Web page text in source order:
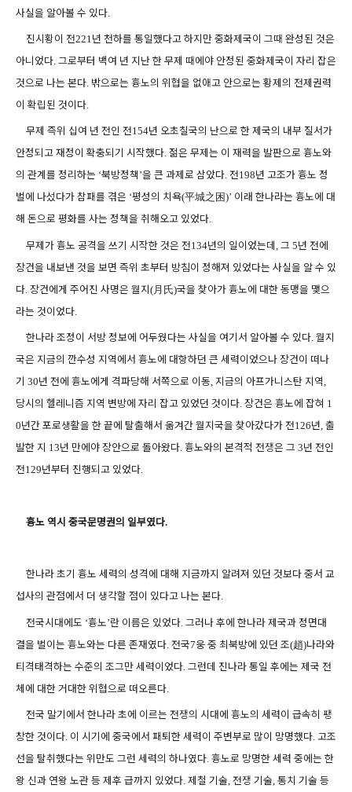
사실을 알아볼 수 있다
진시황이 전221 년 천하를 통일했다고 하지만 중화제국이 그때 완성된 것은
아니었다 그로부터 백여 년 지난 한 무제 때에야 안정된 중화제국이 자리 잡은
것으로 나는 본다 밖으로는 흉노의 위협을 없애고 안으로는 황제의 전제권력
이 확립된 것이다
무제 즉위 십여 년 전인 전154년 오초칠국의 난으로 한 제국의 내부 질서가
안정되고 재정이 확충되기 시작했다. 젊은 무제는 이 재력을 발판으로 흉노와
의 관계를 정리하는 ‘북방정책 ’을 큰 과제로 삼았다. 전198년 고조가 흉노 정
벌에 나섰다가 참패를 겪은 ‘평성의 치욕(平城之困)’ 이래 한나라는 흉노에 대
해 돈으로 평화를 사는 정책을 취해오고 있었다.
무제가 흉노 공격을 쓰기 시작한 것은 전134년의 일이었는데 ,그5년 전에
장건을 내보낸 것을 보면 즉위 초부터 방침이 정해져 있었다는 사실을 알 수 있
다 장건에게 주어진 사명은 월지( 月氏)국을 찾아가 흉노에 대한 동맹을 맺으
라는 것이었다
한나라 조정이 서방 정보에 어두웠다는 사실을 여기서 알아볼 수 있다 .월지
국은 지금의 깐수성 지역에서 흉노에 대항하던 큰 세력이었으나 장건이 떠나
기 30년 전에 흉노에게 격파당해 서쪽으로 이동 지금의 아프가니스탄 지역
당시의 헬레니즘 지역 변방에 자리 잡고 있었던 것이다 장건은 흉노에 잡혀 1
0년간 포로생활을 한 끝에 탈출해서 옮겨간 월지국을 찾아갔다가 전126년 출
발한 지 13년 만에야 장안으로 돌아왔다 흉노와의 본격적 전쟁은 그 3년 전인
전129년부터 진행되고 있었다
흉노 역시 중국문명권의 일부였다.
한나라 초기 흉노 세력의 성격에 대해 지금까지 알려져 있던 것보다 중서 교
섭사의 관점에서 더 생각할 점이 있다고 나는 본다.
전국시대에도 ‘흉노’란 이름은 있었다 .그러나 후에 한나라 제국과 정면대
결을 벌이는 흉노와는 다른 존재였다 전국7웅 중 최북방에 있던 조(趙)나라와
티격태격하는 수준의 조그만 세력이었다 그런데 진나라 통일 후에는 제국 전
체에 대한 거대한 위협으로 떠오른다
전국 말기에서 한나라 초에 이르는 전쟁의 시대에 흉노의 세력이 급속히 팽
창한 것이다 이 시기에 중국에서 패퇴한 세력이 주변부로 많이 망명했다 고조
선을 탈취했다는 위만도 그런 세력의 하나였다 흉노로 망명한 세력 중에는 한
왕 신과 연왕 노관 등 제후 급까지 있었다 제철 기술 전쟁 기술 통치 기술 등